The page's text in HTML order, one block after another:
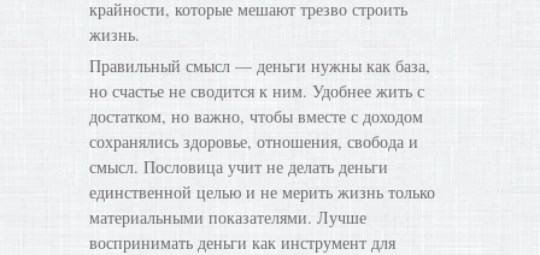
крайности, которые мешают трезво строить
жизнь.
Правильный смысл — деньги нужны как база,
но счастье не сводится к ним. Удобнее жить с
достатком, но важно, чтобы вместе с доходом
сохранялись здоровье, отношения, свобода и
смысл. Пословица учит не делать деньги
единственной целью и не мерить жизнь только
материальными показателями. Лучше
воспринимать деньги как инструмент для